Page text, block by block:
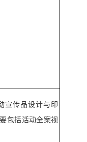
宣传品设计与印
包括活动全案视